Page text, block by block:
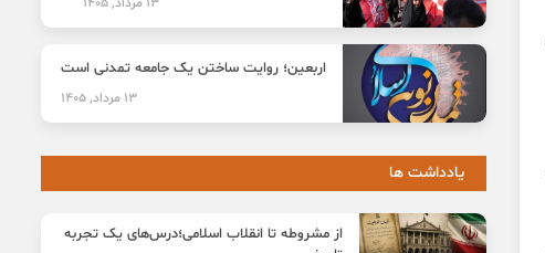
اربعین؛ روایت ساختن یک جامعه تمدنی است
13 مرداد, 1405
یادداشت ها
از مشروطه تا انقلاب اسلامی؛درس‌های یک تجربه